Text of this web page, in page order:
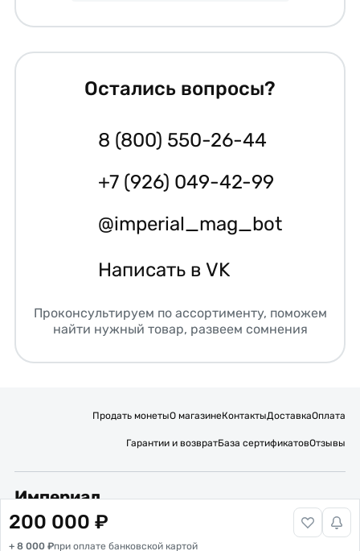
200 000 ₽
+ 8 000 ₽при оплате банковской картой
Остались вопросы?
8 (800) 550-26-44
+7 (926) 049-42-99
@imperial_mag_bot
Написать в VK
Проконсультируем по ассортименту, поможем
найти нужный товар, развеем сомнения
Продать монетыО магазинеКонтактыДоставкаОплата
Гарантии и возвратБаза сертификатовОтзывы
Империал
Подписывайтесь на нас:
Вакансии